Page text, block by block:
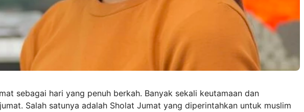
sebagai hari yang penuh berkah. Banyak sekali keutamaan dan
Salah satunya adalah Sholat Jumat yang diperintahkan untuk muslim